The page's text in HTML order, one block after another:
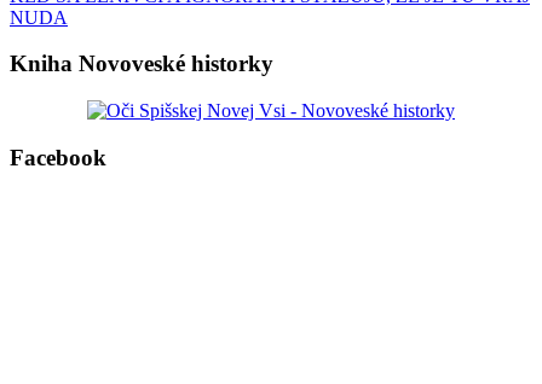
článku
NUDA
Kniha Novoveské historky
Facebook